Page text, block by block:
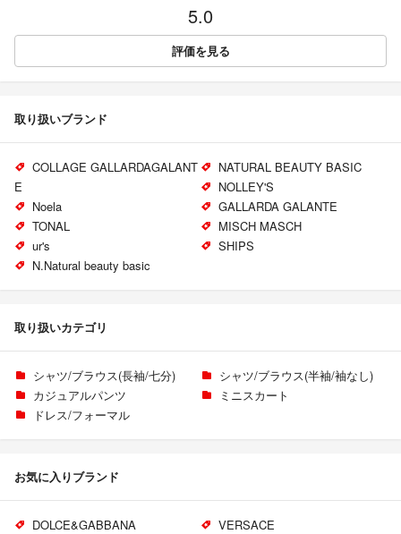
5.0
評価を見る
取り扱いブランド
COLLAGE GALLARDAGALANT
E
NATURAL BEAUTY BASIC
NOLLEY'S
Noela
GALLARDA GALANTE
TONAL
MISCH MASCH
ur's
SHIPS
N.Natural beauty basic
取り扱いカテゴリ
シャツ/ブラウス(長袖/七分)
シャツ/ブラウス(半袖/袖なし)
カジュアルパンツ
ミニスカート
ドレス/フォーマル
お気に入りブランド
DOLCE&GABBANA
VERSACE